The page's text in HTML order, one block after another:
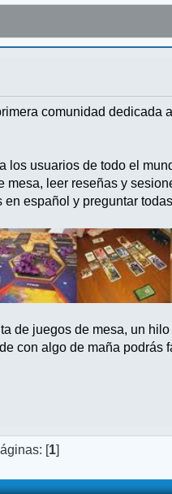
comunidad dedicada
los usuarios de todo el
leer reseñas y
español y preguntar
de juegos de mesa, un
con algo de maña podrás
[1]